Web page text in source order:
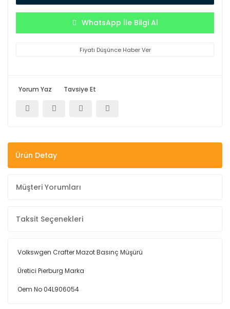
WhatsApp İle Bilgi Al
Fiyatı Düşünce Haber Ver
Yorum Yaz Tavsiye Et
Ürün Detay
Müşteri Yorumları
Taksit Seçenekleri
Volkswgen Crafter Mazot Basınç Müşürü
Üretici Pierburg Marka
Oem No 04L906054